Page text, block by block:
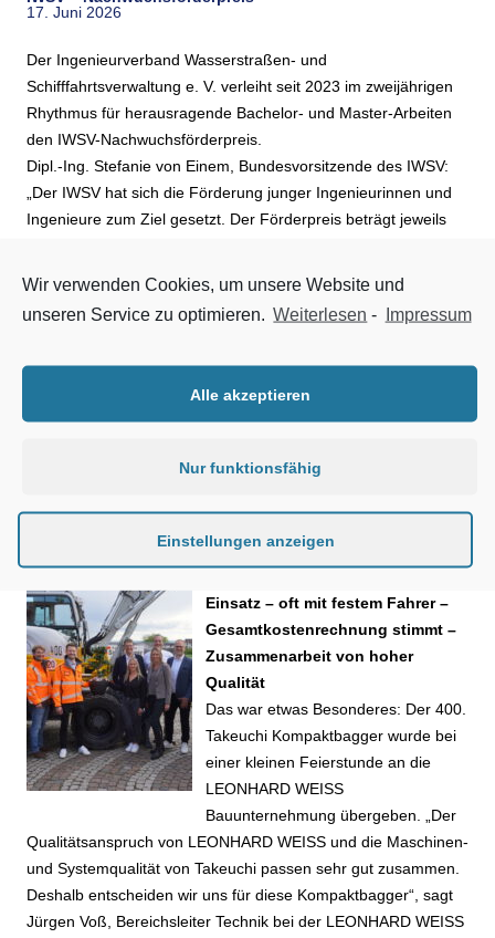
17. Juni 2026
Der Ingenieurverband Wasserstraßen- und
Schifffahrtsverwaltung e. V. verleiht seit 2023 im zweijährigen
Rhythmus für herausragende Bachelor- und Master-Arbeiten
den IWSV-Nachwuchsförderpreis.
Dipl.-Ing. Stefanie von Einem, Bundesvorsitzende des IWSV:
„Der IWSV hat sich die Förderung junger Ingenieurinnen und
Ingenieure zum Ziel gesetzt. Der Förderpreis beträgt jeweils
damit auch für eine Beschäftigung bei der Wasserstraßen- und
Schifffahrtsverwaltung.“
Kompaktbagger überwiegend als
Einsatz – oft mit festem Fahrer –
Gesamtkostenrechnung stimmt –
Zusammenarbeit von hoher
Qualität
Das war etwas Besonderes: Der 400.
Takeuchi Kompaktbagger wurde bei
einer kleinen Feierstunde an die
LEONHARD WEISS
Bauunternehmung übergeben. „Der
Qualitätsanspruch von LEONHARD WEISS und die Maschinen-
und Systemqualität von Takeuchi passen sehr gut zusammen.
Deshalb entscheiden wir uns für diese Kompaktbagger“, sagt
Jürgen Voß, Bereichsleiter Technik bei der LEONHARD WEISS
Wir verwenden Cookies, um unsere Website und
unseren Service zu optimieren. Weiterlesen - Impressum
Alle akzeptieren
Nur funktionsfähig
Einstellungen anzeigen